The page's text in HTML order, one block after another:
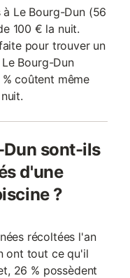
Le Bourg-Dun (56
100 € la nuit.
pour trouver un
Bourg-Dun
coûtent même
Dun sont-ils
d'une
?
récoltées l'an
ont tout ce qu'il
26 % possèdent